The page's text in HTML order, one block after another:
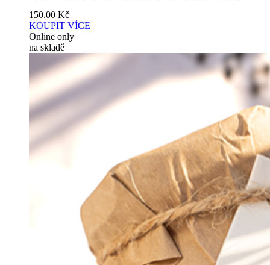
150.00 Kč
KOUPIT VÍCE
Online only
na skladě